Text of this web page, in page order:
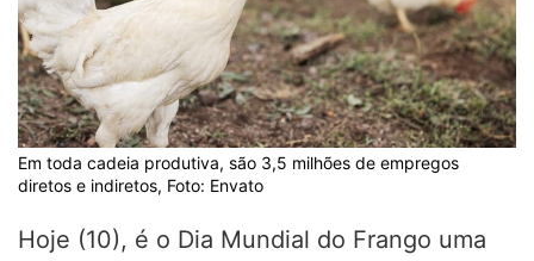
Em toda cadeia produtiva, são 3,5 milhões de empregos
diretos e indiretos, Foto: Envato
Hoje (10), é o Dia Mundial do Frango uma